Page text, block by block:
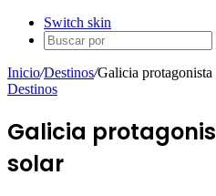
Switch skin
Inicio/Destinos/Galicia protagonista
Destinos
Galicia
solar